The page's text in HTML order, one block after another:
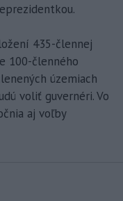
435-člennej
100-členného
územiach
voliť guvernéri. Vo
aj voľby